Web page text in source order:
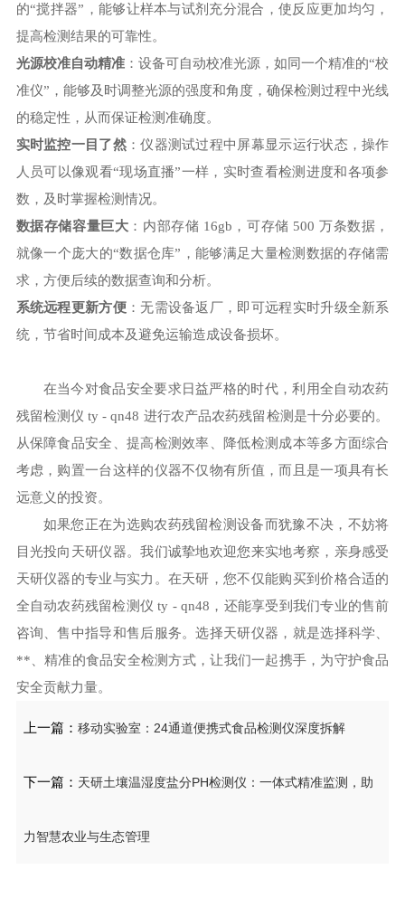
的“搅拌器”，能够让样本与试剂充分混合，使反应更加均匀，
提高检测结果的可靠性。
光源校准自动精准：设备可自动校准光源，如同一个精准的“校
准仪”，能够及时调整光源的强度和角度，确保检测过程中光线
的稳定性，从而保证检测准确度。
实时监控一目了然：仪器测试过程中屏幕显示运行状态，操作
人员可以像观看“现场直播”一样，实时查看检测进度和各项参
数，及时掌握检测情况。
数据存储容量巨大 ：内部存储 16gb，可存储 500 万条数据，
就像一个庞大的“数据仓库”，能够满足大量检测数据的存储需
求，方便后续的数据查询和分析。
系统远程更新方便：无需设备返厂，即可远程实时升级全新系
统，节省时间成本及避免运输造成设备损坏。
在当今对食品安全要求日益严格的时代，利用全自动农药
残留检测仪 ty - qn48 进行农产品农药残留检测是十分必要的。
从保障食品安全、提高检测效率、降低检测成本等多方面综合
考虑，购置一台这样的仪器不仅物有所值，而且是一项具有长
远意义的投资。
如果您正在为选购农药残留检测设备而犹豫不决，不妨将
目光投向天研仪器。我们诚挚地欢迎您来实地考察，亲身感受
天研仪器的专业与实力。在天研，您不仅能购买到价格合适的
全自动农药残留检测仪 ty - qn48，还能享受到我们专业的售前
咨询、售中指导和售后服务。选择天研仪器，就是选择科学、
**、精准的食品安全检测方式，让我们一起携手，为守护食品
安全贡献力量。
上一篇： 移动实验室：24通道便携式食品检测仪深度拆解
下一篇： 天研土壤温湿度盐分PH检测仪：一体式精准监测，助
力智慧农业与生态管理